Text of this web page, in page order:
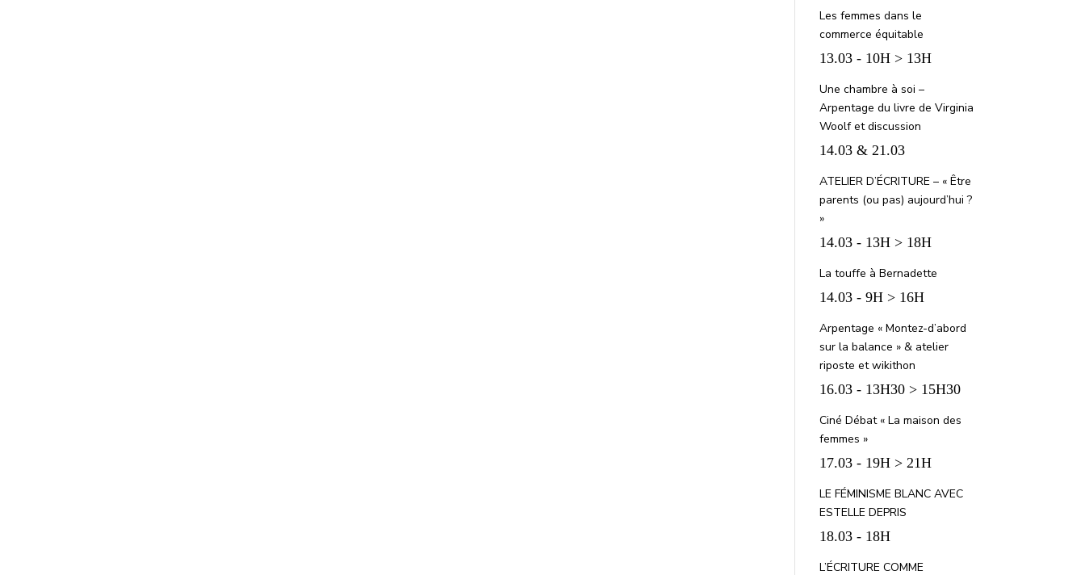
Les femmes dans le
commerce équitable
13.03 - 10H > 13H
Une chambre à soi –
Arpentage du livre de Virginia
Woolf et discussion
14.03 & 21.03
ATELIER D’ÉCRITURE – « Être
parents (ou pas) aujourd’hui ?
»
14.03 - 13H > 18H
La touffe à Bernadette
14.03 - 9H > 16H
Arpentage « Montez-d’abord
sur la balance » & atelier
riposte et wikithon
16.03 - 13H30 > 15H30
Ciné Débat « La maison des
femmes »
17.03 - 19H > 21H
LE FÉMINISME BLANC AVEC
ESTELLE DEPRIS
18.03 - 18H
L’ÉCRITURE COMME